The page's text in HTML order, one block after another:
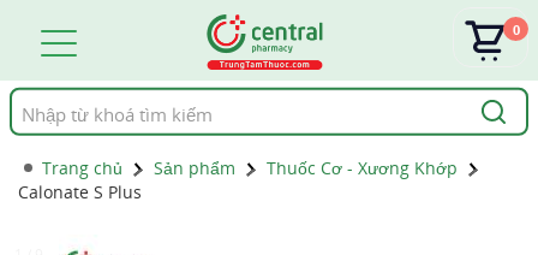
Tìm
kiếm
0
Trang chủ Sản phẩm
Thuốc Cơ - Xương Khớp
Calonate S Plus